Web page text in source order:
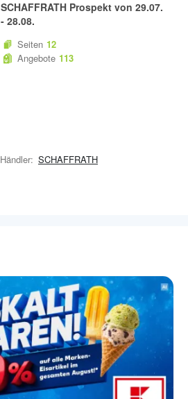
SCHAFFRATH Prospekt von 29.07.
- 28.08.
Seiten 12
Angebote 113
Händler: SCHAFFRATH